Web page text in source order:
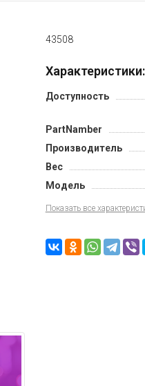
43508
Характеристики:
Доступность
PartNamber
Производитель
Вес
Модель
Показать все